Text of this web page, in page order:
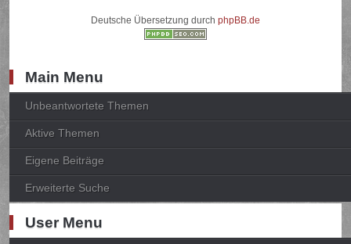
Deutsche Übersetzung durch phpBB.de
Main Menu
Unbeantwortete Themen
Aktive Themen
Eigene Beiträge
Erweiterte Suche
User Menu